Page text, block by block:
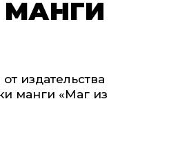
МАНГИ
издательства
манги «Маг из